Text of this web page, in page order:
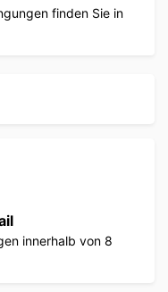
finden Sie in
innerhalb von 8